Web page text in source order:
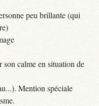
peu brillante (qui
son calme en situation de
Mention spéciale